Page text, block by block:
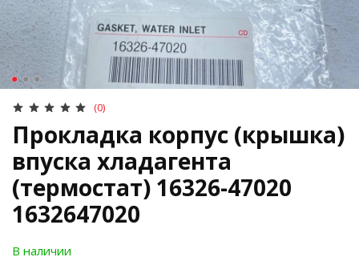
(0)
Прокладка корпус (крышка)
впуска хладагента
(термостат) 16326-47020
1632647020
В наличии